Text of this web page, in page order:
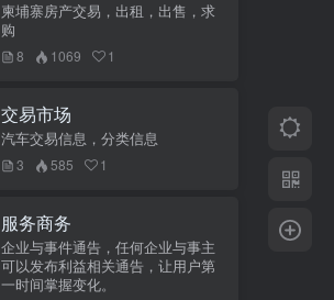
柬埔寨房产交易，出租，出售，求
购
8 1069 1
交易市场
汽车交易信息，分类信息
3 585 1
服务商务
企业与事件通告，任何企业与事主
可以发布利益相关通告，让用户第
一时间掌握变化。